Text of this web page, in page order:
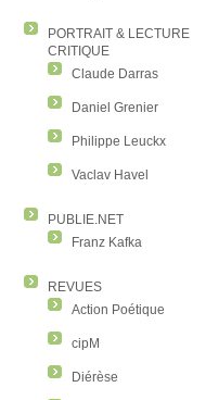
PORTRAIT & LECTURE
CRITIQUE
Claude Darras
Daniel Grenier
Philippe Leuckx
Vaclav Havel
PUBLIE.NET
Franz Kafka
REVUES
Action Poétique
cipM
Diérèse